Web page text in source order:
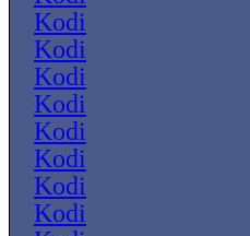
Kodi
Kodi
Kodi
Kodi
Kodi
Kodi
Kodi
Kodi